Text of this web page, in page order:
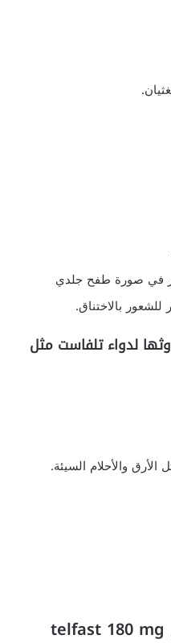
في صورة طفح جلدي
بالاختناق.
لدواء تلفاست مثل
والأحلام السيئة.